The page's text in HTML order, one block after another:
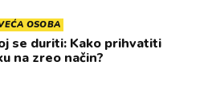
OSOBA
se duriti: Kako prihvatiti
na zreo način?